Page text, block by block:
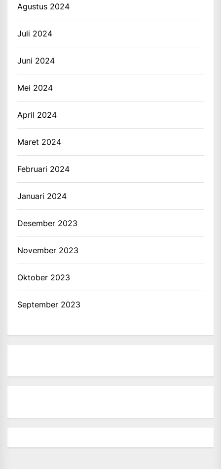
Agustus 2024
Juli 2024
Juni 2024
Mei 2024
April 2024
Maret 2024
Februari 2024
Januari 2024
Desember 2023
November 2023
Oktober 2023
September 2023